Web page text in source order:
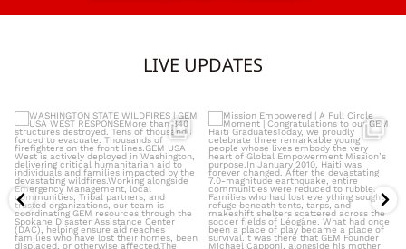
LIVE UPDATES
WASHINGTON STATE WILDFIRES |
GEM USA WEST RESPONSE...
3528 13
Mission Empowered | A Full Circle
Moment |...
5191 0